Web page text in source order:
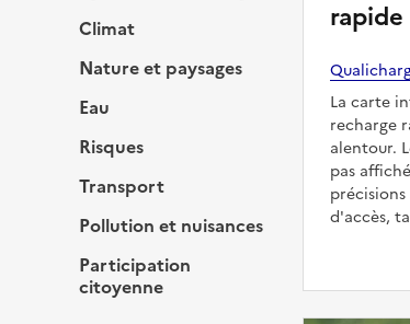
Climat
Nature et paysages
Eau
Risques
Transport
Pollution et nuisances
Participation
citoyenne
rapide
La carte
recharge
alentour.
pas
d'accès,